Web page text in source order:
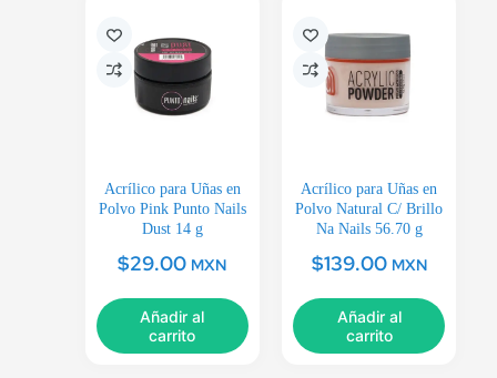
Acrílico para Uñas en
Polvo Pink Punto Nails
Dust 14 g
$29.00 MXN
Añadir al
carrito
Acrílico para Uñas en
Polvo Natural C/ Brillo
Na Nails 56.70 g
$139.00 MXN
Añadir al
carrito